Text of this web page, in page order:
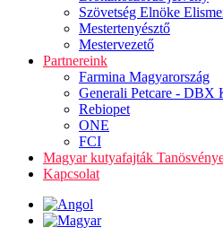
Szövetség Elnöke
Mestertenyésztő
Mestervezető
Partnereink
Farmina Magyarország
Generali Petcare - DBX
Rebiopet
ONE
FCI
Magyar kutyafajták
Kapcsolat